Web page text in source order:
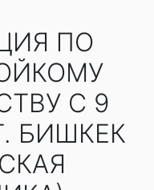
ПО
C 9
БИШКЕК